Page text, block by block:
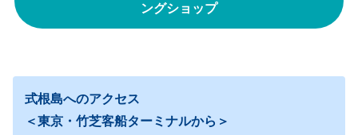
ングショップ
式根島へのアクセス
＜東京・竹芝客船ターミナルから＞